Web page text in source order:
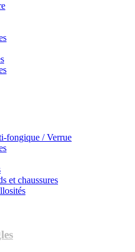
fongique / Verrue
et chaussures